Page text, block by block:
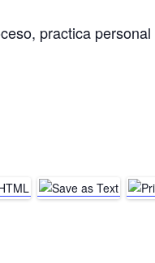
practica personal